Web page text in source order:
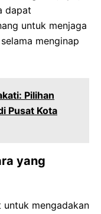
dapat
untuk menjaga
menginap
Pilihan
Pusat Kota
yang
mengadakan